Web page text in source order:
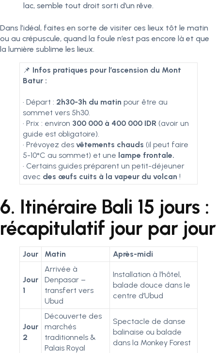
lac, semble tout droit sorti d’un rêve.
Dans l’idéal, faites en sorte de visiter ces lieux tôt le matin
ou au crépuscule, quand la foule n’est pas encore là et que
la lumière sublime les lieux.
📌 Infos pratiques pour l’ascension du Mont
Batur :
• Départ : 2h30-3h du matin pour être au
sommet vers 5h30.
• Prix : environ 300 000 à 400 000 IDR (avoir un
guide est obligatoire).
• Prévoyez des vêtements chauds (il peut faire
5-10°C au sommet) et une lampe frontale.
• Certains guides préparent un petit-déjeuner
avec des œufs cuits à la vapeur du volcan !
6. Itinéraire Bali 15 jours :
récapitulatif jour par jour
Jour Matin Après-midi
Jour
1
Arrivée à
Denpasar –
transfert vers
Ubud
Installation à l’hôtel,
balade douce dans le
centre d’Ubud
Jour
2
Découverte des
marchés
traditionnels &
Palais Royal
Spectacle de danse
balinaise ou balade
dans la Monkey Forest